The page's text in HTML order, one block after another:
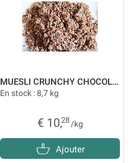
MUESLI CRUNCHY CHOCOLAT VRAC
En stock : 8,7 kg
€ 10,28 /kg
Ajouter